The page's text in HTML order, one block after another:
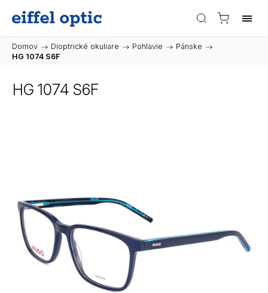
Domov / Dioptrické okuliare / Pohlavie / Pánske /
HG 1074 S6F
HG 1074 S6F